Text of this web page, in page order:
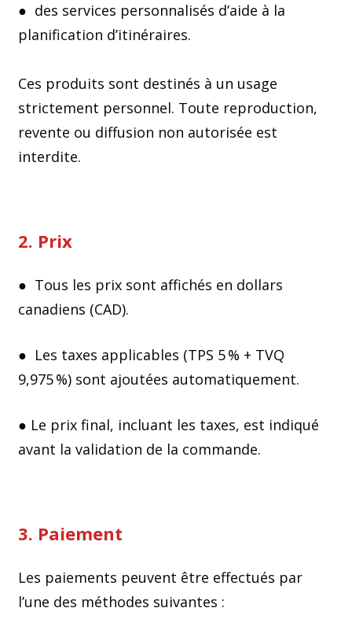
● des services personnalisés d’aide à la
planification d’itinéraires.
Ces produits sont destinés à un usage
strictement personnel. Toute reproduction,
revente ou diffusion non autorisée est
interdite.
2. Prix
● Tous les prix sont affichés en dollars
canadiens (CAD).
● Les taxes applicables (TPS 5 % + TVQ
9,975 %) sont ajoutées automatiquement.
● Le prix final, incluant les taxes, est indiqué
avant la validation de la commande.
3. Paiement
Les paiements peuvent être effectués par
l’une des méthodes suivantes :